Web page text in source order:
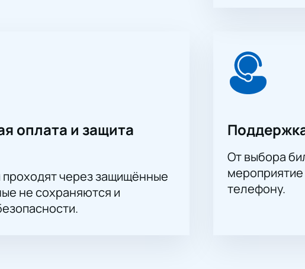
оплата и защита
проходят через защищённые
не сохраняются и
От выбора
телефону.